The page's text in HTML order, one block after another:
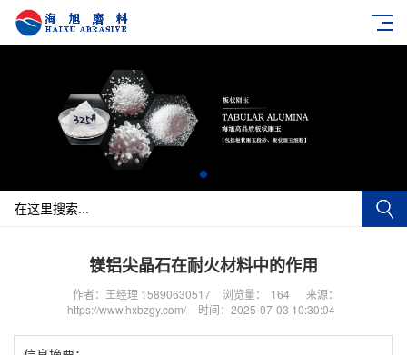
镁铝尖晶石在耐火材料中的作用
作者：王经理 15890630517 浏览量： 164
来源：
https://www.hxbzgy.com/
时间：2025-07-03 10:30:04